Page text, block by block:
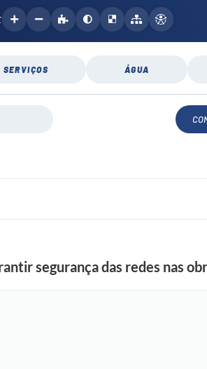
SERVIÇOS ÁGUA
segurança das redes nas